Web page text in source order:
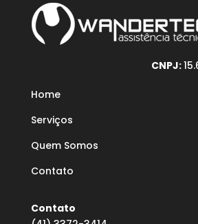
CNPJ:
Home
Serviços
Quem Somos
Contato
Contato